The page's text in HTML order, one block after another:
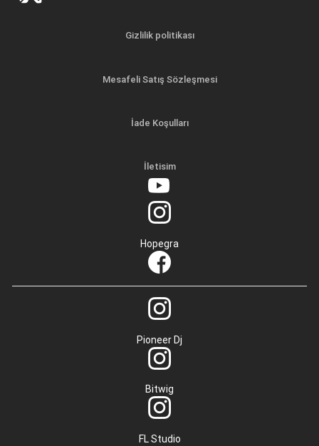
Gizlilik politikası
Mesafeli Satış Sözleşmesi
İade Koşulları
İletisim
Hopegra
Pioneer Dj
Bitwig
FL Studio